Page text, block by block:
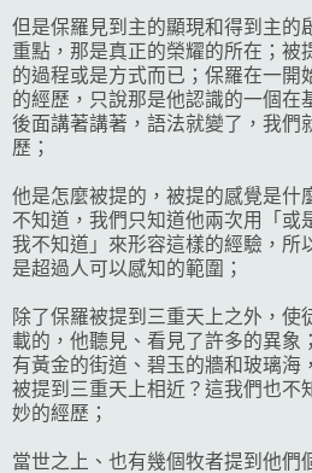
但是保羅見到主的顯現和得到主的
重點，那是真正的榮耀的所在；被
的過程或是方式而已；保羅在一開
的經歷，只說那是他認識的一個在
後面講著講著，語法就變了，我們
歷；
他是怎麼被提的，被提的感覺是什
不知道，我們只知道他兩次用「或
我不知道」來形容這樣的經驗，所
是超過人可以感知的範圍；
除了保羅被提到三重天上之外，使
載的，他聽見、看見了許多的異象
有黃金的街道、碧玉的牆和玻璃海
被提到三重天上相近？這我們也不
妙的經歷；
當世之上、也有幾個牧者提到他們